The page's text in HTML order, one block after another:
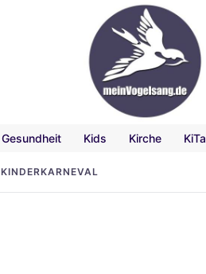
Gesundheit Kids Kirche KiTa
KINDERKARNEVAL